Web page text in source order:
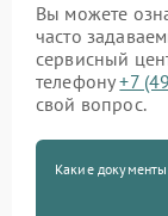
Вы можете
часто
сервисный
телефону+7
свой вопрос.
Какие